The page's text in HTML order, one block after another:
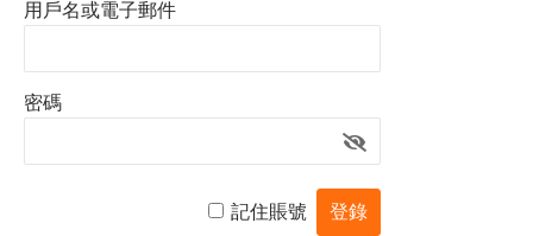
用戶名或電子郵件
密碼
記住賬號